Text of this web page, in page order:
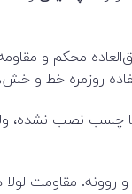
محکم و
روزمره خط و
چسب نصب نشده،
مقاومت لولا